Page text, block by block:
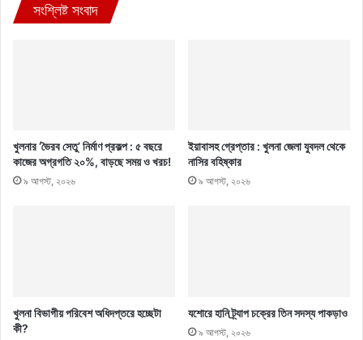
সংশ্লিষ্ট সংবাদ
খুলনার ‘ভৈরব সেতু’ নির্মাণ প্রকল্প : ৫ বছরে
কাজের অগ্রগতি ২০%, বাড়ছে সময় ও খরচ!
৯ আগস্ট, ২০২৬
ইয়াবাসহ গ্রেপ্তার : খুলনা জেলা যুবদল থেকে
নাসির বহিষ্কার
৯ আগস্ট, ২০২৬
খুলনা বিভাগীয় পরিবেশ অধিদপ্তরে হচ্ছেটা
কী?
যশোরে হানি ট্র্যাপ চক্রের তিন সদস্য পাকড়াও
৯ আগস্ট, ২০২৬